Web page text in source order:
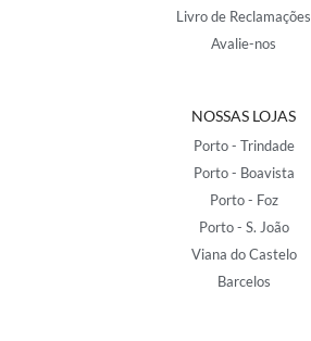
Livro de Reclamações
Avalie-nos
NOSSAS LOJAS
Porto - Trindade
Porto - Boavista
Porto - Foz
Porto - S. João
Viana do Castelo
Barcelos